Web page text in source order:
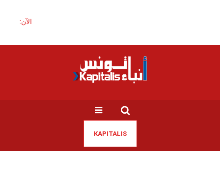
الآن:
KAPITALIS